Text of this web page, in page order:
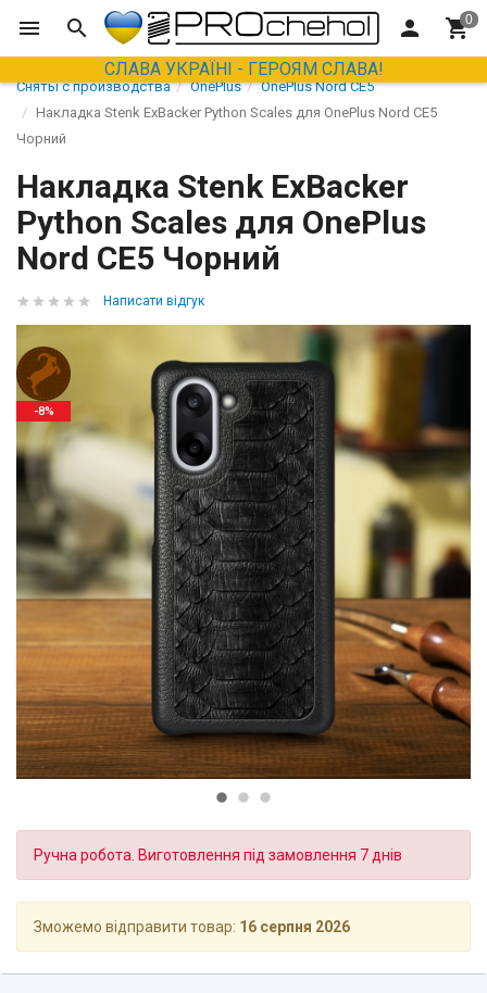
СЛАВА УКРАЇНІ - ГЕРОЯМ СЛАВА!
Сняты с производства OnePlus
OnePlus Nord CE5
Накладка Stenk ExBacker Python Scales для OnePlus Nord CE5
Чорний
Накладка Stenk ExBacker
Python Scales для OnePlus
Nord CE5 Чорний
Написати відгук
-8%
Ручна робота. Виготовлення під замовлення 7 днів
Зможемо відправити товар: 16 серпня 2026